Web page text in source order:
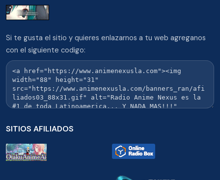
Si te gusta el sitio y quieres enlazarnos a tu web agreganos
con el siguiente codigo:
SITIOS AFILIADOS